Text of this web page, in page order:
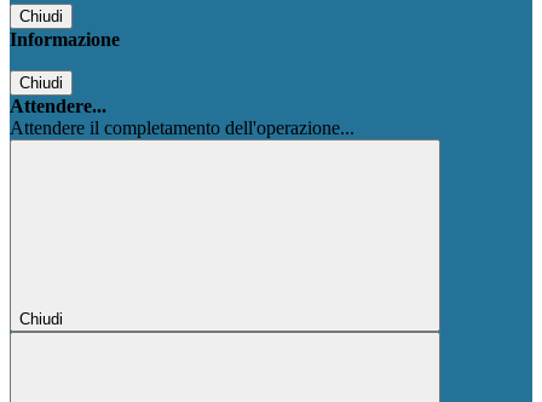
Chiudi
Informazione
Chiudi
Attendere...
Attendere il completamento dell'operazione...
Chiudi